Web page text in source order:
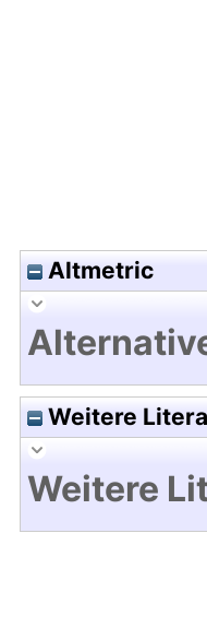
Altmetric
Weitere
Weitere